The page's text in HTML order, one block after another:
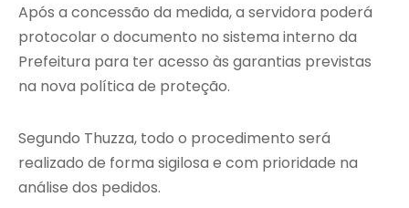
Após a concessão da medida, a servidora poderá
protocolar o documento no sistema interno da
Prefeitura para ter acesso às garantias previstas
na nova política de proteção.
Segundo Thuzza, todo o procedimento será
realizado de forma sigilosa e com prioridade na
análise dos pedidos.